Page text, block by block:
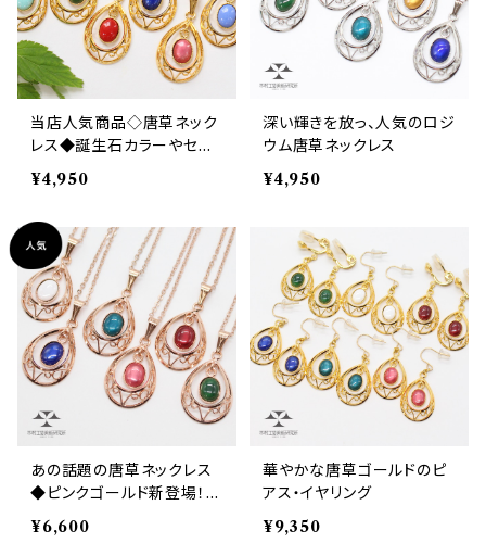
当店人気商品◇唐草ネック
レス◆誕生石カラーやセー
ラームーン風と話題！
¥4,950
深い輝きを放っ、人気のロジ
ウム唐草ネックレス
¥4,950
あの話題の唐草ネックレス
◆ピンクゴールド新登場！オ
シャレなカラーを揃えまし
た！
¥6,600
華やかな唐草ゴールドのピ
アス・イヤリング
¥9,350